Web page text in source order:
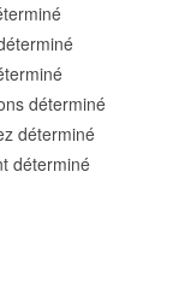
é
é
é
déterminé
déterminé
déterminé